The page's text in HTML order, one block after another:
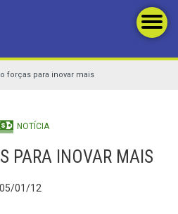
forças para inovar mais
NOTÍCIA
PARA INOVAR MAIS
05/01/12